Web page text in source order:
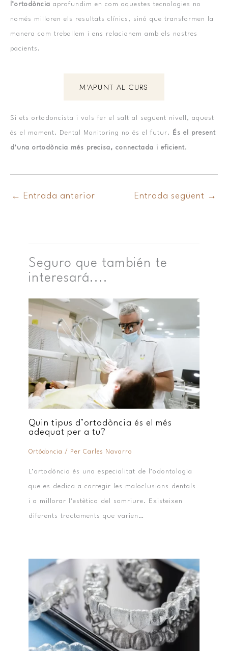
l’ortodòncia aprofundim en com aquestes tecnologies no
només milloren els resultats clínics, sinó que transformen la
manera com treballem i ens relacionem amb els nostres
pacients.
M’APUNT AL CURS
Si ets ortodoncista i vols fer el salt al següent nivell, aquest
és el moment. Dental Monitoring no és el futur. És el present
d’una ortodòncia més precisa, connectada i eficient.
← Entrada anterior Entrada següent →
Seguro que también te
interesará....
Quin tipus d’ortodòncia és el més
adequat per a tu?
Ortòdoncia / Per Carles Navarro
L’ortodòncia és una especialitat de l’odontologia
que es dedica a corregir les maloclusions dentals
i a millorar l’estètica del somriure. Existeixen
diferents tractaments que varien…